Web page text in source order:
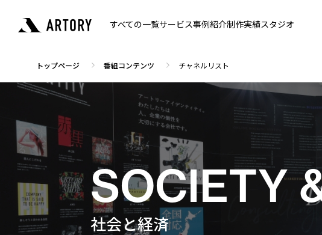
すべての一覧サービス事例紹介制作実績スタジオ
トップページ 番組コンテンツ チャネルリスト
SOCIETY
社会と経済